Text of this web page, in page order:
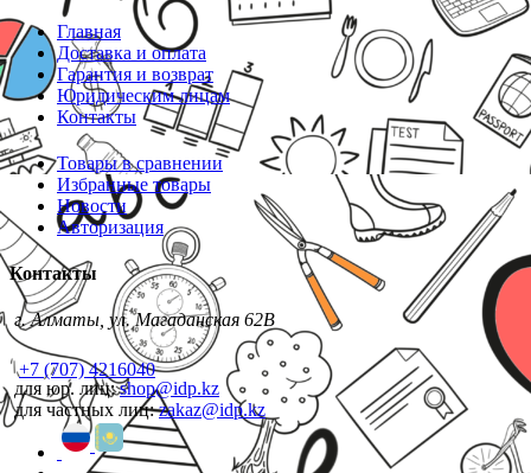
Главная
Доставка и оплата
Гарантия и возврат
Юридическим лицам
Контакты
Товары в сравнении
Избранные товары
Новости
Авторизация
Контакты
г. Алматы, ул. Магаданская 62В
+7 (707) 4216040
для юр. лиц:shop@idp.kz
для частных лиц:zakaz@idp.kz